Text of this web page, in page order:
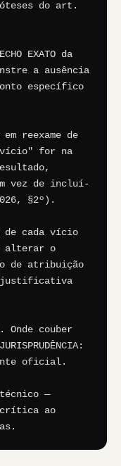
do art.
EXATO da
a ausência
específico
reexame de
for na
vez de incluí-
§2º).
de cada vício
alterar o
de atribuição
justificativa
couber
oficial.
—
crítica ao